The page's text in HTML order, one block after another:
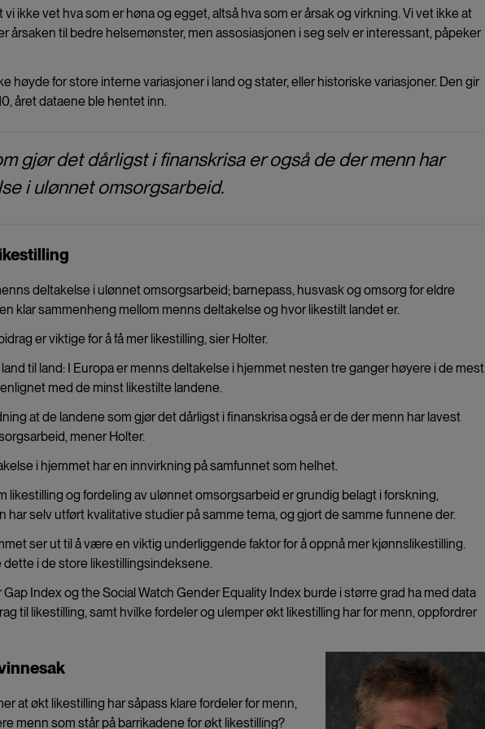
ikke vet hva som er høna og egget, altså hva som er årsak og virkning. Vi vet ikke at
årsaken til bedre helsemønster, men assosiasjonen i seg selv er interessant, påpeker
høyde for store interne variasjoner i land og stater, eller historiske variasjoner. Den gir
året dataene ble hentet inn.
gjør det dårligst i finanskrisa er også de der menn har
i ulønnet omsorgsarbeid.
deltakelse i ulønnet omsorgsarbeid; barnepass, husvask og omsorg for eldre
klar sammenheng mellom menns deltakelse og hvor likestilt landet er.
er viktige for å få mer likestilling, sier Holter.
til land: I Europa er menns deltakelse i hjemmet nesten tre ganger høyere i de mest
med de minst likestilte landene.
at de landene som gjør det dårligst i finanskrisa også er de der menn har lavest
mener Holter.
i hjemmet har en innvirkning på samfunnet som helhet.
likestilling og fordeling av ulønnet omsorgsarbeid er grundig belagt i forskning,
har selv utført kvalitative studier på samme tema, og gjort de samme funnene der.
ser ut til å være en viktig underliggende faktor for å oppnå mer kjønnslikestilling.
i de store likestillingsindeksene.
Index og the Social Watch Gender Equality Index burde i større grad ha med data
til likestilling, samt hvilke fordeler og ulemper økt likestilling har for menn, oppfordrer
at økt likestilling har såpass klare fordeler for menn,
menn som står på barrikadene for økt likestilling?